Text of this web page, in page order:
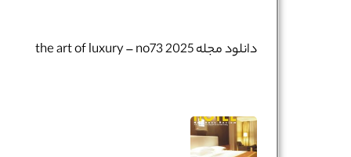
دانلود مجله the art of luxury – no73 2025